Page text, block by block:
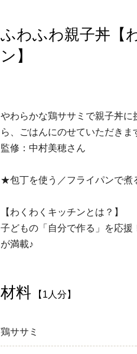
ふわふわ親子丼【
ン】
やわらかな鶏ササミで親子丼に
ら、ごはんにのせていただきま
監修：中村美穂さん
★包丁を使う／フライパンで煮
【わくわくキッチンとは？】
子どもの「自分で作る」を応
が満載♪
材料 【1人分】
鶏ササミ
ひとさじのと
3日分ごはんセッ
3日分ごはんセッ
つくりおき肉魚
有賀薫さんのスープ
主菜
おつまみ
コトコト
ぷれーんぺいじ